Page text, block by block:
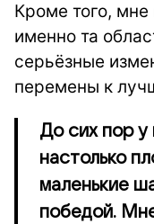
Кроме того, мне
именно та
серьёзные
перемены к
До сих пор у
настолько
маленькие
победой.